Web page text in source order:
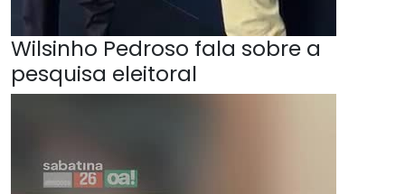
Wilsinho Pedroso fala sobre a
pesquisa eleitoral